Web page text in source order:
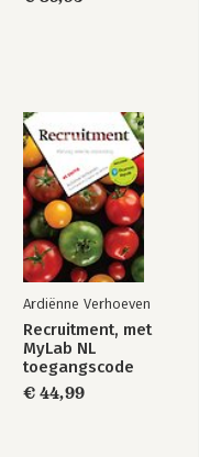
Ardiënne Verhoeven
Recruitment, met
MyLab NL
toegangscode
€ 44,99